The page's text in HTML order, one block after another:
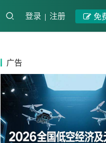
登录 注册 免
广告